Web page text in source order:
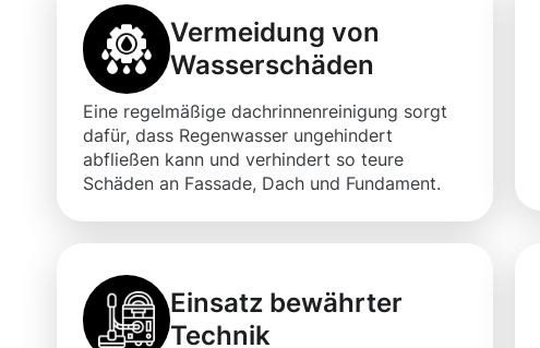
Vermeidung von
Wasserschäden
Eine regelmäßige dachrinnenreinigung sorgt
dafür, dass Regenwasser ungehindert
abfließen kann und verhindert so teure
Schäden an Fassade, Dach und Fundament.
Einsatz bewährter
Technik